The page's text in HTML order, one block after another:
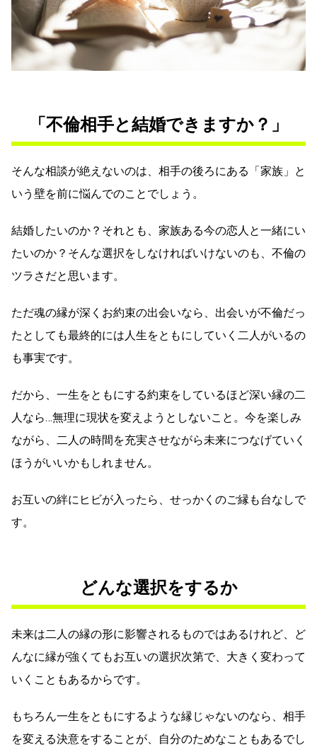
「不倫相手と結婚できますか？」
そんな相談が絶えないのは、相手の後ろにある「家族」と
いう壁を前に悩んでのことでしょう。
結婚したいのか？それとも、家族ある今の恋人と一緒にい
たいのか？そんな選択をしなければいけないのも、不倫の
ツラさだと思います。
ただ魂の縁が深くお約束の出会いなら、出会いが不倫だっ
たとしても最終的には人生をともにしていく二人がいるの
も事実です。
だから、一生をともにする約束をしているほど深い縁の二
人なら…無理に現状を変えようとしないこと。今を楽しみ
ながら、二人の時間を充実させながら未来につなげていく
ほうがいいかもしれません。
お互いの絆にヒビが入ったら、せっかくのご縁も台なしで
す。
どんな選択をするか
未来は二人の縁の形に影響されるものではあるけれど、ど
んなに縁が強くてもお互いの選択次第で、大きく変わって
いくこともあるからです。
もちろん一生をともにするような縁じゃないのなら、相手
を変える決意をすることが、自分のためなこともあるでし